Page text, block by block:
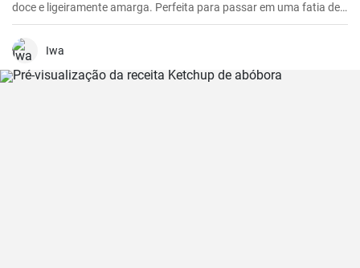
doce e ligeiramente amarga. Perfeita para passar em uma fatia de
pão torrado ou usar como recheio para sobremesas.
Iwa